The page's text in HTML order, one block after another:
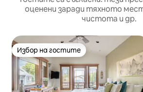
оценени заради тяхното
чистота и др.
Избор на гостите
Избор на гостите